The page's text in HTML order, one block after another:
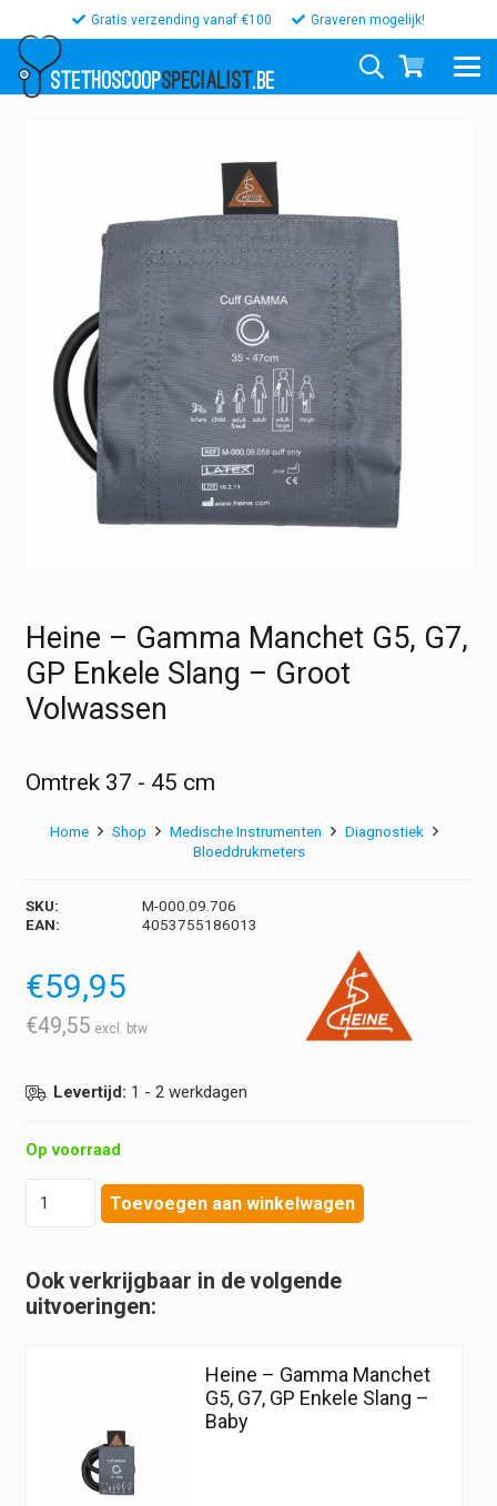
Gratis verzending vanaf €100 Graveren mogelijk!
STETHOSCOOPSPECIALIST.BE
Heine – Gamma Manchet G5, G7,
GP Enkele Slang – Groot
Volwassen
Omtrek 37 - 45 cm
Home Shop Medische Instrumenten
Diagnostiek
Bloeddrukmeters
SKU:
M-000.09.706
EAN:
4053755186013
€59,95
€49,55
Levertijd: 1 - 2 werkdagen
Op voorraad
G5,
G7,
Volwassen
Toevoegen aan winkelwagen
Ook verkrijgbaar in de volgende
uitvoeringen:
Heine – Gamma Manchet
G5, G7, GP Enkele Slang –
Baby